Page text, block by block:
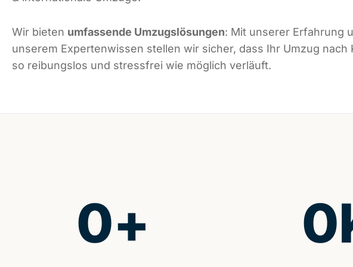
Wir bieten umfassende Umzugslösungen: Mit unserer Erfahrung
unserem Expertenwissen stellen wir sicher, dass Ihr Umzug nach
so reibungslos und stressfrei wie möglich verläuft.
0+ 0